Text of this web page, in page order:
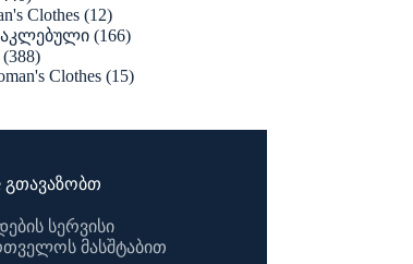
products
Clothes 1212
products
166166
388388
products
Clothes 1515
გთავაზობთ
სერვისი
მასშტაბით